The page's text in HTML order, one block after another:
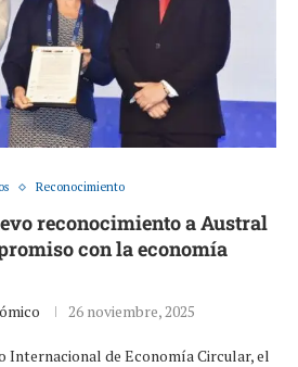
Reconocimiento
reconocimiento a Austral
con la economía
26 noviembre, 2025
Internacional de Economía Circular, el